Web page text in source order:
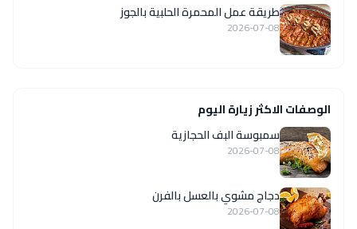
طريقة عمل المحمرة الحلبية بالجوز
2026-07-08
الوصفات الاكثر زيارة اليوم
سمبوسة البف الحجازية
2026-07-08
دجاج مشوي بالعسل بالفرن
2026-07-08